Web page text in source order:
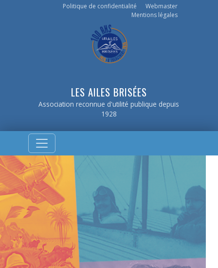
Politique de confidentialité
Webmaster
Mentions légales
LES AILES BRISÉES
Association reconnue d'utilité publique depuis
1928